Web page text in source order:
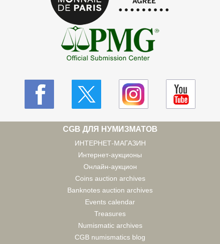
CGB ДЛЯ НУМИЗМАТОВ
ИНТЕРНЕТ-МАГАЗИН
Интернет-аукционы
Онлайн-аукцион
Coins auction archives
Banknotes auction archives
Events calendar
Treasures
Numismatic archives
CGB numismatics blog